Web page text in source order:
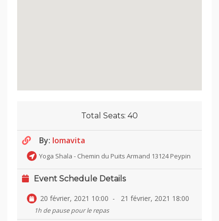
Total Seats: 40
By: Iomavita
Yoga Shala - Chemin du Puits Armand 13124 Peypin
Event Schedule Details
20 février, 2021 10:00 - 21 février, 2021 18:00